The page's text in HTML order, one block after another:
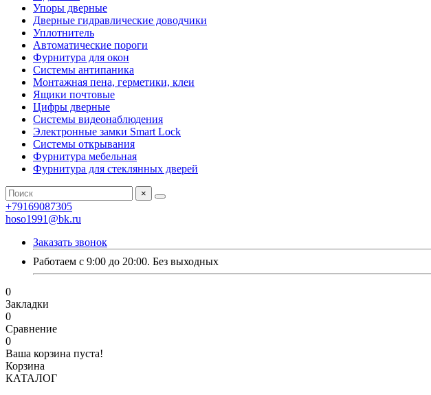
Упоры дверные
Дверные гидравлические доводчики
Уплотнитель
Автоматические пороги
Фурнитура для окон
Системы антипаника
Монтажная пена, герметики, клеи
Ящики почтовые
Цифры дверные
Системы видеонаблюдения
Электронные замки Smart Lock
Системы открывания
Фурнитура мебельная
Фурнитура для стеклянных дверей
×
+79169087305
hoso1991@bk.ru
Заказать звонок
Работаем с 9:00 до 20:00. Без выходных
0
Закладки
0
Сравнение
0
Ваша корзина пуста!
Корзина
КАТАЛОГ